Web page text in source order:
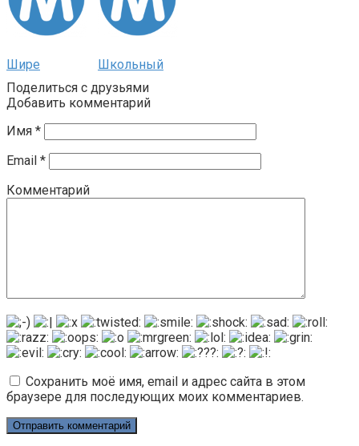
Шире
Школьный
Поделиться с друзьями
Добавить комментарий
Имя *
Email *
Комментарий
Сохранить моё имя, email и адрес сайта в этом
браузере для последующих моих комментариев.